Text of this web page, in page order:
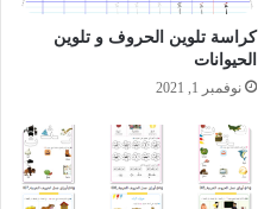
كراسة تلوين الحروف و تلوين
الحيوانات
نوفمبر 1, 2021